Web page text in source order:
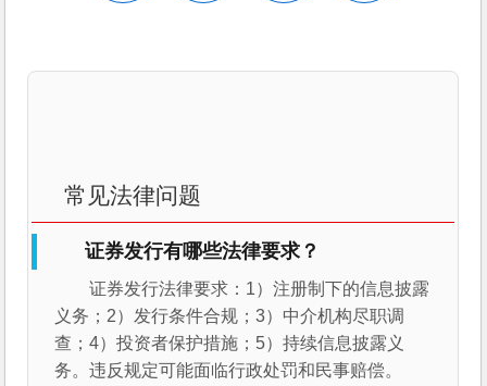
常见法律问题
证券发行有哪些法律要求？
证券发行法律要求：1）注册制下的信息披露
义务；2）发行条件合规；3）中介机构尽职调
查；4）投资者保护措施；5）持续信息披露义
务。违反规定可能面临行政处罚和民事赔偿。